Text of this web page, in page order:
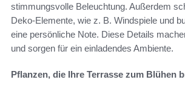
stimmungsvolle Beleuchtung. Außerdem
Deko-Elemente, wie z. B. Windspiele und
eine persönliche Note. Diese Details
und sorgen für ein einladendes Ambiente.
Pflanzen, die Ihre Terrasse zum Blühen